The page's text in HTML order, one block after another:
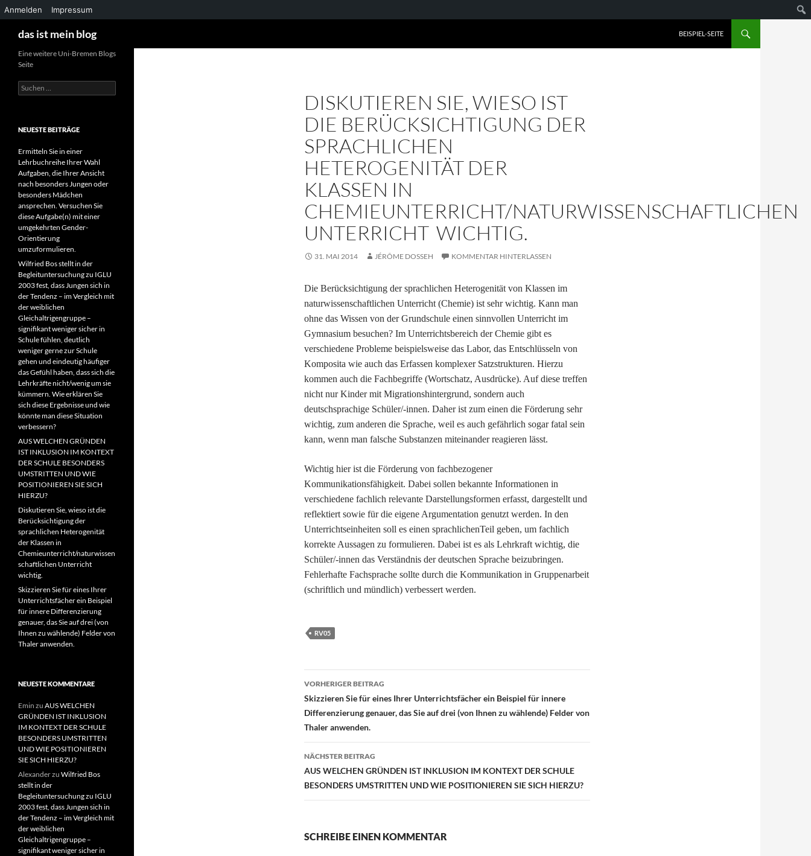
Anmelden Impressum
Inhalt
springen
das ist mein blog BEISPIEL-SEITE
DISKUTIEREN SIE, WIESO IST
DIE BERÜCKSICHTIGUNG DER
SPRACHLICHEN
HETEROGENITÄT DER
KLASSEN IN
CHEMIEUNTERRICHT/NATURWISSENSCHAFTLICHEN
UNTERRICHT WICHTIG.
31. MAI 2014 JÉRÔME DOSSEH KOMMENTAR HINTERLASSEN
Die Berücksichtigung der sprachlichen Heterogenität von Klassen im
naturwissenschaftlichen Unterricht (Chemie) ist sehr wichtig. Kann man
ohne das Wissen von derGrundschule einen sinnvollen Unterricht im
Gymnasium besuchen? Im Unterrichtsbereich der Chemie gibt es
verschiedene Probleme beispielsweise das Labor, das Entschlüsseln von
Komposita wie auch das Erfassen komplexer Satzstrukturen. Hierzu
kommen auch die Fachbegriffe (Wortschatz, Ausdrücke). Auf diese treffen
nicht nur Kindermit Migrationshintergrund, sondern auch
deutschsprachige Schüler/-innen. Daher ist zum einen die Förderung sehr
wichtig, zum anderen die Sprache, weil es auch gefährlich sogar fatal sein
kann, wenn man falsche Substanzen miteinander reagieren lässt.
Wichtig hier ist die Förderung von fachbezogener
Kommunikationsfähigkeit. Dabei sollen bekannte Informationen in
verschiedene fachlich relevante Darstellungsformen erfasst, dargestellt und
reflektiert sowie für die eigene Argumentation genutzt werden. In den
Unterrichtseinheiten soll es einen sprachlichenTeil geben, um fachlich
korrekte Aussagen zu formulieren. Dabei ist es als Lehrkraft wichtig, die
Schüler/-innen das Verständnis der deutschen Sprache beizubringen.
Fehlerhafte Fachsprache sollte durch die Kommunikation in Gruppenarbeit
(schriftlich und mündlich) verbessert werden.
RV05
Beitragsnavigation
VORHERIGER BEITRAG
Skizzieren Sie für eines Ihrer Unterrichtsfächer ein Beispiel für innere
Differenzierung genauer, das Sie auf drei (von Ihnen zu wählende) Felder von
Thaler anwenden.
NÄCHSTER BEITRAG
AUS WELCHEN GRÜNDEN IST INKLUSION IM KONTEXT DER SCHULE
BESONDERS UMSTRITTEN UND WIE POSITIONIEREN SIE SICH HIERZU?
SCHREIBE EINEN KOMMENTAR
Eine weitere Uni-Bremen Blogs
Seite
Suchen
nach:
NEUESTE BEITRÄGE
Ermitteln Sie in einer
Lehrbuchreihe Ihrer Wahl
Aufgaben, die Ihrer Ansicht
nach besonders Jungen oder
besonders Mädchen
ansprechen. Versuchen Sie
diese Aufgabe(n) mit einer
umgekehrten Gender-
Orientierung
umzuformulieren.
Wilfried Bos stellt in der
Begleituntersuchung zu IGLU
2003 fest, dass Jungen sich in
der Tendenz – im Vergleich mit
der weiblichen
Gleichaltrigengruppe –
signifikant weniger sicher in
Schule fühlen, deutlich
weniger gerne zur Schule
gehen und eindeutig häufiger
das Gefühl haben, dass sich die
Lehrkräfte nicht/wenig um sie
kümmern. Wie erklären Sie
sich diese Ergebnisse und wie
könnte man diese Situation
verbessern?
AUS WELCHEN GRÜNDEN
IST INKLUSION IM KONTEXT
DER SCHULE BESONDERS
UMSTRITTEN UND WIE
POSITIONIEREN SIE SICH
HIERZU?
Diskutieren Sie, wieso ist die
Berücksichtigung der
sprachlichen Heterogenität
der Klassen in
Chemieunterricht/naturwissen
schaftlichen Unterricht
wichtig.
Skizzieren Sie für eines Ihrer
Unterrichtsfächer ein Beispiel
für innere Differenzierung
genauer, das Sie auf drei (von
Ihnen zu wählende) Felder von
Thaler anwenden.
NEUESTE KOMMENTARE
Emin zu AUS WELCHEN
GRÜNDEN IST INKLUSION
IM KONTEXT DER SCHULE
BESONDERS UMSTRITTEN
UND WIE POSITIONIEREN
SIE SICH HIERZU?
Alexanderzu Wilfried Bos
stellt in der
Begleituntersuchung zu IGLU
2003 fest, dass Jungen sich in
der Tendenz – im Vergleich mit
der weiblichen
Gleichaltrigengruppe –
signifikant weniger sicher in